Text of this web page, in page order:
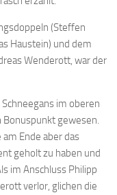
(Steffen
Haustein) und dem
Wenderott, war der
im oberen
Bonuspunkt gewesen.
Ende aber das
geholt zu haben und
im Anschluss Philipp
verlor, glichen die